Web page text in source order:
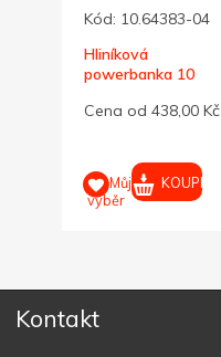
Kód: 10.64383-04
Hliníková
powerbanka 10
Cena od 438,00 Kč
Můj
výběr
KOUPIT
Kontakt